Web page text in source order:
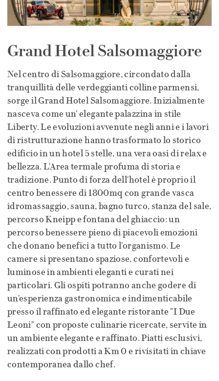
Grand Hotel Salsomaggiore
Nel centro di Salsomaggiore, circondato dalla
tranquillità delle verdeggianti colline parmensi,
sorge il Grand Hotel Salsomaggiore. Inizialmente
nasceva come un' elegante palazzina in stile
Liberty. Le evoluzioni avvenute negli anni e i lavori
di ristrutturazione hanno trasformato lo storico
edificio in un hotel 5 stelle, una vera oasi di relax e
bellezza. L'Area termale profuma di storia e
tradizione. Punto di forza dell'hotel è proprio il
centro benessere di 1800mq con grande vasca
idromassaggio, sauna, bagno turco, stanza del sale,
percorso Kneipp e fontana del ghiaccio: un
percorso benessere pieno di piacevoli emozioni
che donano benefici a tutto l'organismo. Le
camere si presentano spaziose, confortevoli e
luminose in ambienti eleganti e curati nei
particolari. Gli ospiti potranno anche godere di
un'esperienza gastronomica e indimenticabile
presso il raffinato ed elegante ristorante "I Due
Leoni" con proposte culinarie ricercate, servite in
un ambiente elegante e raffinato. Piatti esclusivi,
realizzati con prodotti a Km 0 e rivisitati in chiave
contemporanea dallo chef.